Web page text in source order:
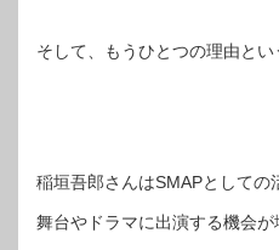
そして、もうひとつの理由とい
稲垣吾郎さんはSMAPとしての
舞台やドラマに出演する機会